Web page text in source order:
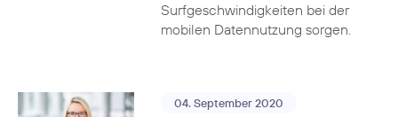
Surfgeschwindigkeiten bei der
mobilen Datennutzung sorgen.
04. September 2020